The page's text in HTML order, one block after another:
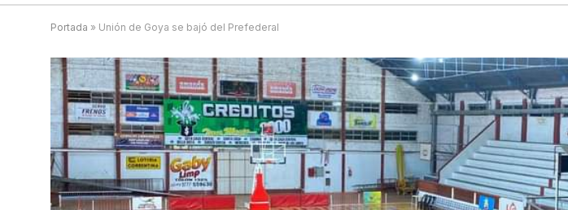
Portada » Unión de Goya se bajó del Prefederal